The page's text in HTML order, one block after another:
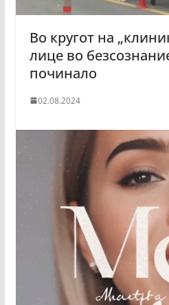
Во кругот на
лице во
починало
02.08.2024